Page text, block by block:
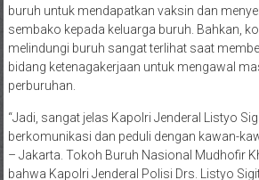
buruh untuk mendapatkan vaksin dan
sembako kepada keluarga buruh. Bahkan,
melindungi buruh sangat terlihat saat
bidang ketenagakerjaan untuk mengawal
perburuhan.
“Jadi, sangat jelas Kapolri Jenderal Listyo
berkomunikasi dan peduli dengan kawan-
– Jakarta. Tokoh Buruh Nasional Mudhofir
bahwa Kapolri Jenderal Polisi Drs. Listyo